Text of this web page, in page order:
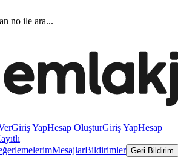
no ile ara...
Giriş YapHesap OluşturGiriş YapHesap
MesajlarBildirimler Geri Bildirim